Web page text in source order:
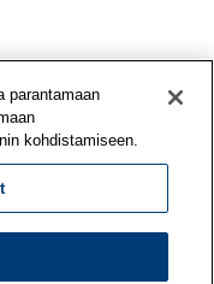
parantamaan
kohdistamiseen.